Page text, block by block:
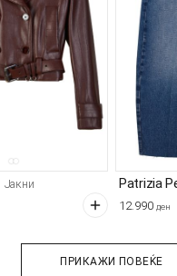
Јакни Patrizia
12.990 ден
ПРИКАЖИ ПОВЕЌЕ